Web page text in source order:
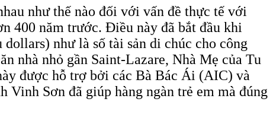
như thế nào đối với vấn đề thực tế với
400 năm trước. Điều này đã bắt đầu khi
như là số tài sản di chúc cho công
nhà nhỏ gần Saint-Lazare, Nhà Mẹ của Tu
được hỗ trợ bởi các Bà Bác Ái (AIC) và
Vinh Sơn đã giúp hàng ngàn trẻ em mà đúng